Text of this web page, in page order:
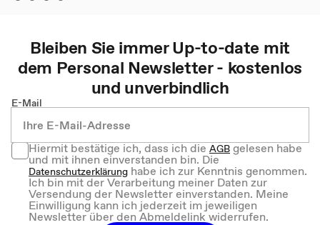
Bleiben Sie immer Up-to-date mit
dem Personal Newsletter - kostenlos
und unverbindlich
E-Mail
Hiermit bestätige ich, dass ich dieAGBgelesen habe
und mit ihnen einverstanden bin. Die
Datenschutzerklärung habe ich zur Kenntnis genommen.
Ich bin mit der Verarbeitung meiner Daten zur
Versendung der Newsletter einverstanden. Meine
Einwilligung kann ich jederzeit im jeweiligen
Newsletter über den Abmeldelink widerrufen.